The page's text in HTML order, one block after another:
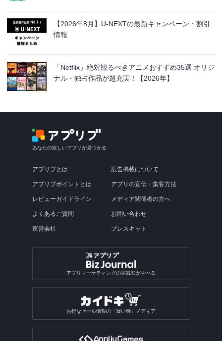
【2026年8月】U-NEXTの最新キャンペーン・割引
情報
「Netflix」絶対観るべきアニメおすすめ35選 オリジ
ナル・独占作品が超充実！【2026年】
あなたの欲しいアプリが見つかる
アプリブとは
アプリブポイントとは
レビューガイドライン
よくあるご質問
運営会社
広告掲載について
アプリの宣伝・集客方法
メディア関係者の方へ
お問い合わせ
プレスキット
アプリマーケティングの実践知が学べる
お得なセール情報の「買い時」メディア